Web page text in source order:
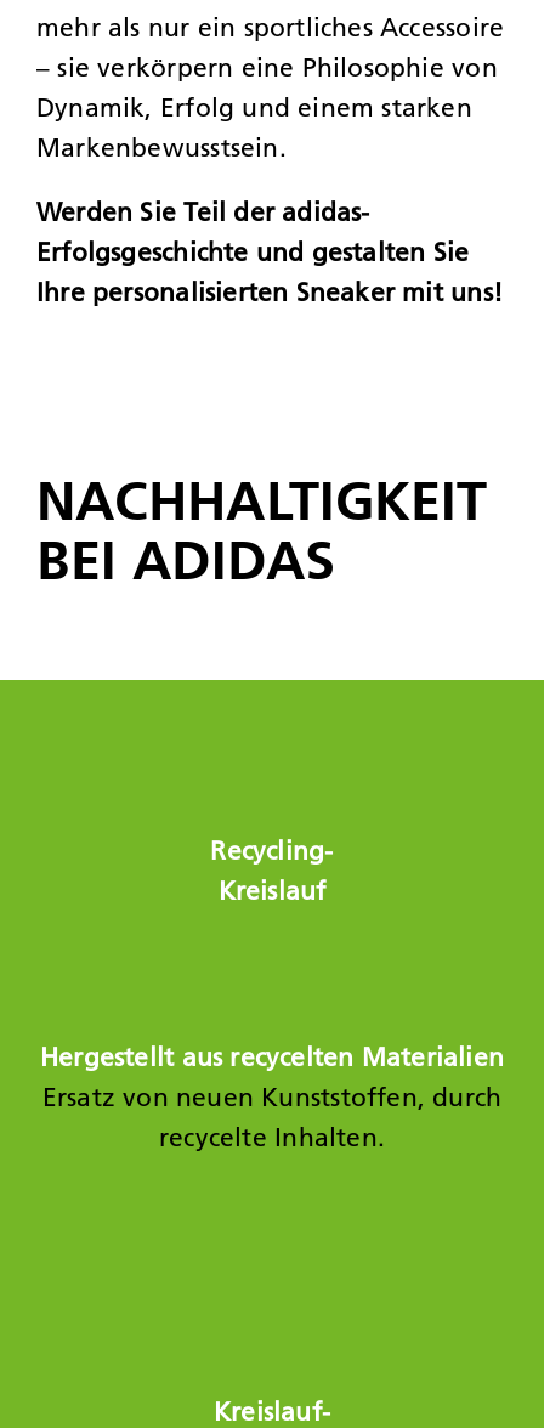
mehr als nur ein sportliches Accessoire
– sie verkörpern eine Philosophie von
Dynamik, Erfolg und einem starken
Markenbewusstsein.
Werden Sie Teil der adidas-
Erfolgsgeschichte und gestalten Sie
Ihre personalisierten Sneaker mit uns!
NACHHALTIG­KEIT
BEI ADIDAS
Recycling-
Kreislauf
Hergestellt aus recycelten Materialien
Ersatz von neuen Kunststoffen, durch
recycelte Inhalten.
Kreislauf-